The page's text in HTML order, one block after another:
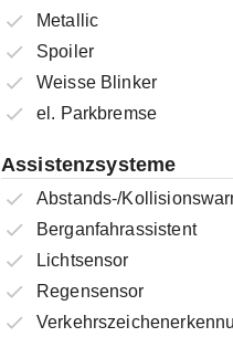
Metallic
Spoiler
Weisse Blinker
el. Parkbremse
Assistenzsysteme
Abstands-/
Berganfahrassistent
Lichtsensor
Regensensor